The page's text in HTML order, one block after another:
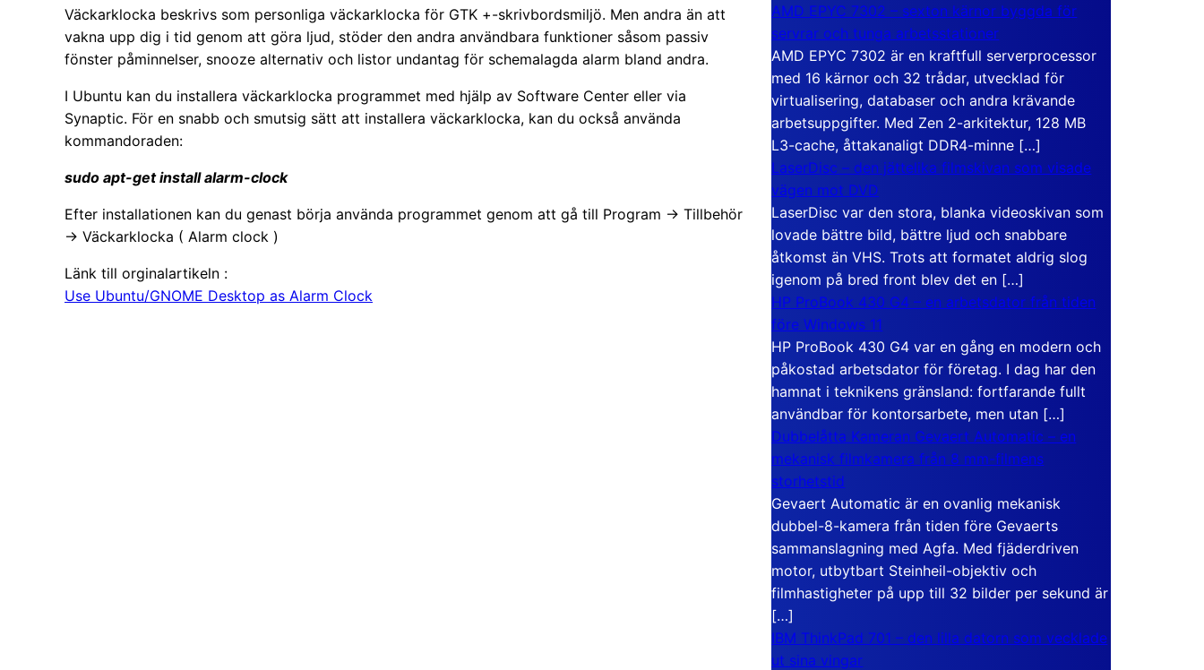
Väckarklocka beskrivs som personliga väckarklocka för GTK +-skrivbordsmiljö. Men andra än att
vakna upp dig i tid genom att göra ljud, stöder den andra användbara funktioner såsom passiv
fönster påminnelser, snooze alternativ och listor undantag för schemalagda alarm bland andra.
I Ubuntu kan du installera väckarklocka programmet med hjälp av Software Center eller via
Synaptic. För en snabb och smutsig sätt att installera väckarklocka, kan du också använda
kommandoraden:
sudo apt-get install alarm-clock
Efter installationen kan du genast börja använda programmet genom att gå till Program -> Tillbehör
-> Väckarklocka ( Alarm clock )
Länk till orginalartikeln :
Use Ubuntu/GNOME Desktop as Alarm Clock
AMD EPYC 7302 – sexton kärnor byggda för
servrar och tunga arbetsstationer
AMD EPYC 7302 är en kraftfull serverprocessor
med 16 kärnor och 32 trådar, utvecklad för
virtualisering, databaser och andra krävande
arbetsuppgifter. Med Zen 2-arkitektur, 128 MB
L3-cache, åttakanaligt DDR4-minne […]
LaserDisc – den jättelika filmskivan som visade
vägen mot DVD
LaserDisc var den stora, blanka videoskivan som
lovade bättre bild, bättre ljud och snabbare
åtkomst än VHS. Trots att formatet aldrig slog
igenom på bred front blev det en […]
HP ProBook 430 G4 – en arbetsdator från tiden
före Windows 11
HP ProBook 430 G4 var en gång en modern och
påkostad arbetsdator för företag. I dag har den
hamnat i teknikens gränsland: fortfarande fullt
användbar för kontorsarbete, men utan […]
Dubbelåtta Kameran Gevaert Automatic – en
mekanisk filmkamera från 8 mm-filmens
storhetstid
Gevaert Automatic är en ovanlig mekanisk
dubbel-8-kamera från tiden före Gevaerts
sammanslagning med Agfa. Med fjäderdriven
motor, utbytbart Steinheil-objektiv och
filmhastigheter på upp till 32 bilder per sekund är
[…]
IBM ThinkPad 701 – den lilla datorn som vecklade
ut sina vingar